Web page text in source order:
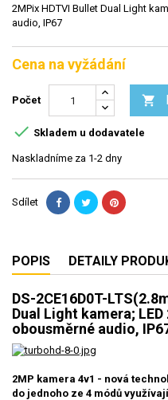
2MPix HDTVI Bullet Dual Light
audio, IP67
Cena na vyžádání
Počet 
 Skladem u dodavatele
Naskladníme za 1-2 dny
Sdílet
POPIS DETAILY
DS-2CE16D0T-
Dual Light kamera; LED
obousměrné audio,
2MP kamera 4v1 - nová
do jednoho ze 4 módů